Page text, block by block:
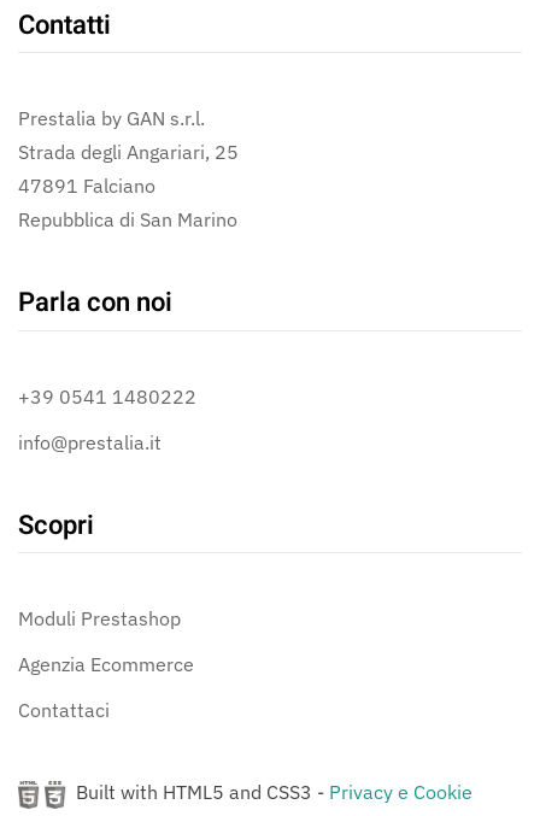
Contatti
Prestalia by GAN s.r.l.
Strada degli Angariari, 25
47891 Falciano
Repubblica di San Marino
Parla con noi
+39 0541 1480222
info@prestalia.it
Scopri
Moduli Prestashop
Agenzia Ecommerce
Contattaci
Built with HTML5 and CSS3 - Privacy e Cookie